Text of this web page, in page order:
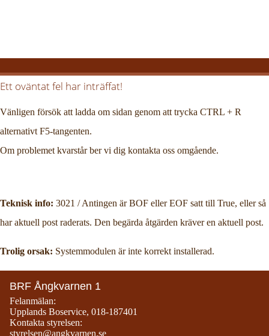
Ett oväntat fel har inträffat!
Vänligen försök att ladda om sidan genom att trycka CTRL + R
alternativt F5-tangenten.
Om problemet kvarstår ber vi dig kontakta oss omgående.
Teknisk info: 3021 / Antingen är BOF eller EOF satt till True, eller så
har aktuell post raderats. Den begärda åtgärden kräver en aktuell post.
Trolig orsak: Systemmodulen är inte korrekt installerad.
BRF Ångkvarnen 1
Felanmälan:
Upplands Boservice, 018-187401
Kontakta styrelsen:
styrelsen@angkvarnen.se